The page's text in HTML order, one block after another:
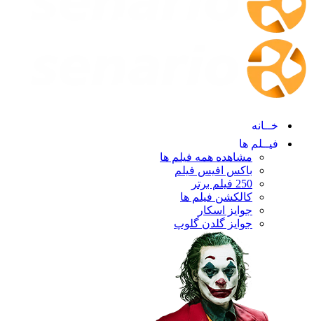
خــانه
فیــلم ها
مشاهده همه فیلم ها
باکس افیس فیلم
250 فیلم برتر
کالکشن فیلم ها
جوایز اسکار
جوایز گلدن گلوپ